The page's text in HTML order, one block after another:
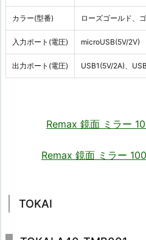
カラー(型番) ローズゴールド、
入力ポート(電圧) microUSB(5V/2V)
出力ポート(電圧) USB1(5V/2A)、
Remax 鏡面 ミラー
Remax 鏡面 ミラー
TOKAI